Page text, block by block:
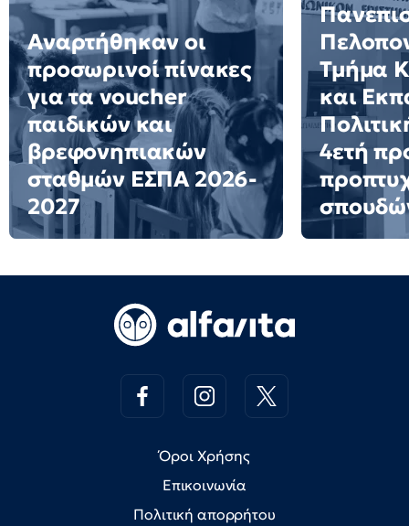
Αναρτήθηκαν οι
προσωρινοί πίνακες
για τα voucher
παιδικών και
βρεφονηπιακών
σταθμών ΕΣΠΑ 2026-
2027
Τμήμα
και
4ετή
Όροι Χρήσης
Επικοινωνία
Πολιτική απορρήτου